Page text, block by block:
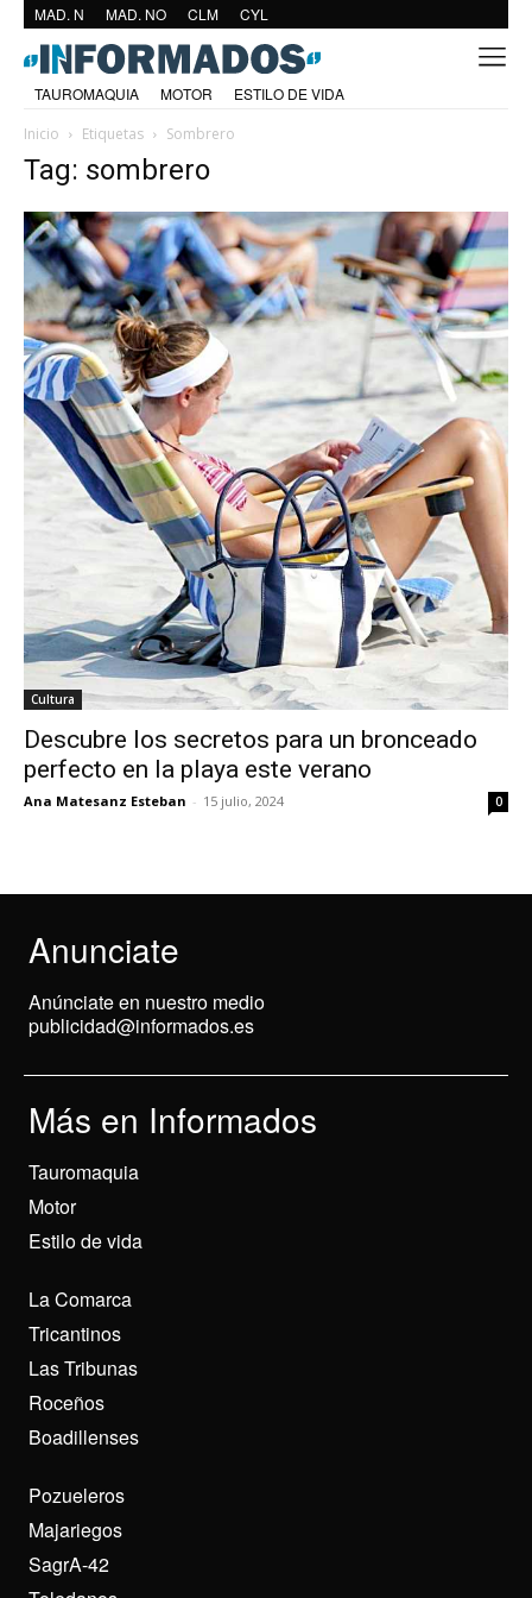
MAD. N MAD. NO CLM CYL
TAUROMAQUIA MOTOR
ESTILO DE VIDA
Inicio
Etiquetas Sombrero
Tag: sombrero
Cultura
Descubre los secretos para un bronceado
perfecto en la playa este verano
Ana Matesanz Esteban - 15 julio, 2024 0
Anunciate
Anúnciate en nuestro medio
publicidad@informados.es
Más en Informados
Tauromaquia
Motor
Estilo de vida
La Comarca
Tricantinos
Las Tribunas
Roceños
Boadillenses
Pozueleros
Majariegos
SagrA-42